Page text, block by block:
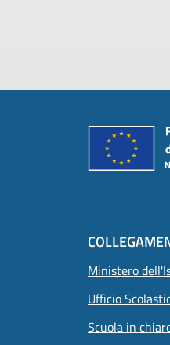
Ministero
Ufficio
Scuola in